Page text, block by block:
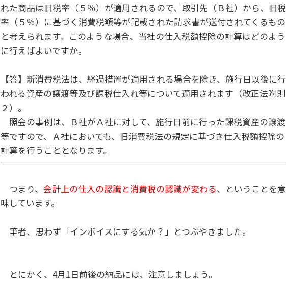
れた商品は旧税率（５％）が適用されるので、取引先（Ｂ社）から、旧税
率（５％）に基づく消費税額等が記載された請求書が送付されてくるもの
と考えられます。このような場合、当社の仕入税額控除の計算はどのよう
に行えばよいですか。
【答】新消費税法は、経過措置が適用される場合を除き、施行日以後に行
われる資産の譲渡等及び課税仕入れ等について適用されます（改正法附則
２）。
照会の事例は、Ｂ社がＡ社に対して、施行日前に行った課税資産の譲渡
等ですので、Ａ社においても、旧消費税法の規定に基づき仕入税額控除の
計算を行うこととなります。
つまり、 会計上の仕入の認識と消費税の認識が変わる、ということを意
味しています。
筆者、思わず「インボイスにする気か？」とつぶやきました。
とにかく、4月1日前後の納品には、注意しましょう。